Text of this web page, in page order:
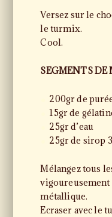
Versez sur le
le turmix.
Cool.
SEGMENTS DE
200gr de
15gr de
25gr d’eau
25gr de sirop
Mélangez tous
vigoureusement
métallique.
Ecraser avec le